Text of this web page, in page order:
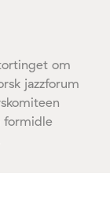
om
jazzforum
formidle